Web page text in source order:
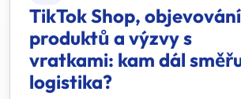
TikTok Shop, objevování
produktů a výzvy s
vratkami: kam dál
logistika?